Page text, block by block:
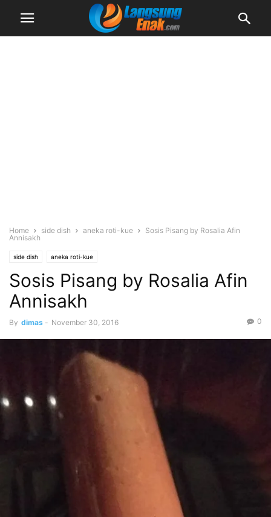
Home side dish aneka roti-kue
Sosis Pisang by Rosalia Afin
Annisakh
side dish aneka roti-kue
Sosis Pisang by Rosalia Afin
Annisakh
By dimas - November 30, 2016 0